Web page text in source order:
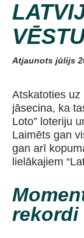
Atjaunots jūlijs
Atskatoties uz
jāsecina, ka
Loto” loteriju
Laimēts gan
gan arī
lielākajiem
rekordi